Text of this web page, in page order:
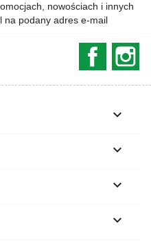
nowościach i innych
na podany adres e-mail



